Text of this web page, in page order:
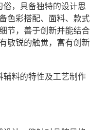
，具备独特的设计思
色彩搭配、面料、款式
节，善于创新并能结合
敏锐的触觉，富有创新
辅料的特性及工艺制作